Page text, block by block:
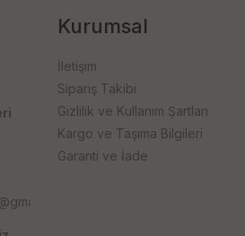
Kurumsal
İletişim
Sipariş Takibi
Gizlilik ve Kullanım Şartları
Kargo ve Taşıma Bilgileri
Garanti ve İade